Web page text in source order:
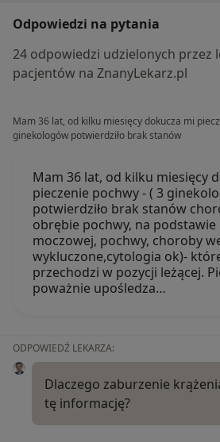
Odpowiedzi na pytania
24 odpowiedzi udzielonych przez
pacjentów na ZnanyLekarz.pl
Mam 36 lat, od kilku miesięcy dokucza mi
ginekologów potwierdziło brak stanów
Mam 36 lat, od kilku miesięcy
pieczenie pochwy - ( 3
potwierdziło brak stanów
obrębie pochwy, na
moczowej, pochwy, choroby
wykluczone,cytologia ok)-
przechodzi w pozycji leżącej.
poważnie upośledza…
ODPOWIEDŹ LEKARZA:
Dlaczego zaburzenie
tę informację?